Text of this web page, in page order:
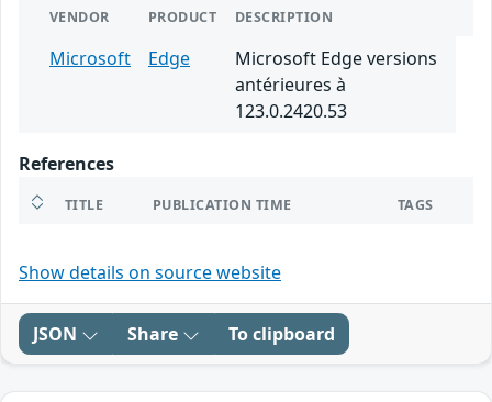
VENDOR PRODUCT DESCRIPTION
Microsoft Edge
Microsoft Edge versions
antérieures à
123.0.2420.53
References
TITLE PUBLICATION TIME TAGS
Show details on source website
JSON Share To clipboard